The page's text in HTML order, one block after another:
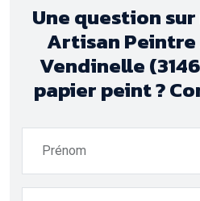
Une question
Artisan
Vendinelle
papier peint ?
Prénom